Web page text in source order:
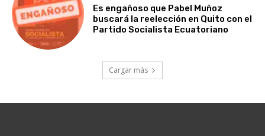
Es engañoso que Pabel Muñoz
buscará la reelección en Quito con el
Partido Socialista Ecuatoriano
Cargar más